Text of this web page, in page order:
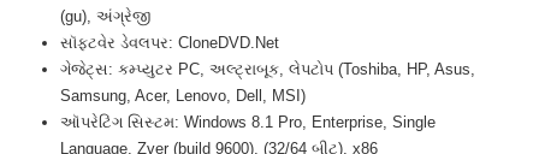
(gu), અંગ્રેજી
સૉફ્ટવેર ડેવલપર: CloneDVD.Net
ગેજેટ્સ: કમ્પ્યુટર PC, અલ્ટ્રાબૂક, લેપટોપ (Toshiba, HP, Asus,
Samsung, Acer, Lenovo, Dell, MSI)
ઑપરેટિંગ સિસ્ટમ: Windows 8.1 Pro, Enterprise, Single
Language, Zver (build 9600), (32/64 બીટ), x86